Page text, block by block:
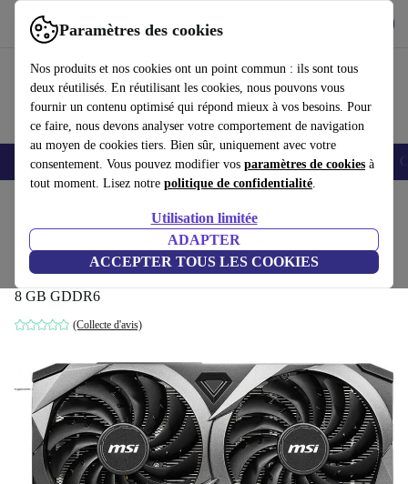
Paramètres des cookies
Nos produits et nos cookies ont un point commun : ils sont tous
deux réutilisés. En réutilisant les cookies, nous pouvons vous
fournir un contenu optimisé qui répond mieux à vos besoins. Pour
ce faire, nous devons analyser votre comportement de navigation
au moyen de cookies tiers. Bien sûr, uniquement avec votre
consentement. Vous pouvez modifier vos paramètres de cookies à
tout moment. Lisez notre politique de confidentialité.
Utilisation limitée
ADAPTER
ACCEPTER TOUS LES COOKIES
Utilisez refurbed rapidement et facilement
Smartphones Laptops Tablettes Montres connectées Accessoires
MSI GeForce RTX 3070 Ventus 2X 8G
OC LHR
8 GB GDDR6
(Collecte d'avis)